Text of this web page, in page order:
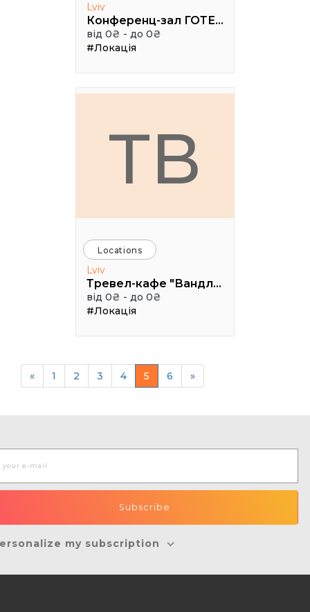
Lviv
Конференц-зал ГОТЕЛЬ "МОДЕРН"
від 0₴ - до 0₴
#Локація
ТВ
Locations
Lviv
Тревел-кафе "Вандлер
від 0₴ - до 0₴
#Локація
« 1 2 3 4 5 6 »
my subscription